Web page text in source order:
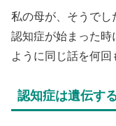
私の母が、そうでし
認知症が始まった
ように同じ話を何回
認知症は遺伝す